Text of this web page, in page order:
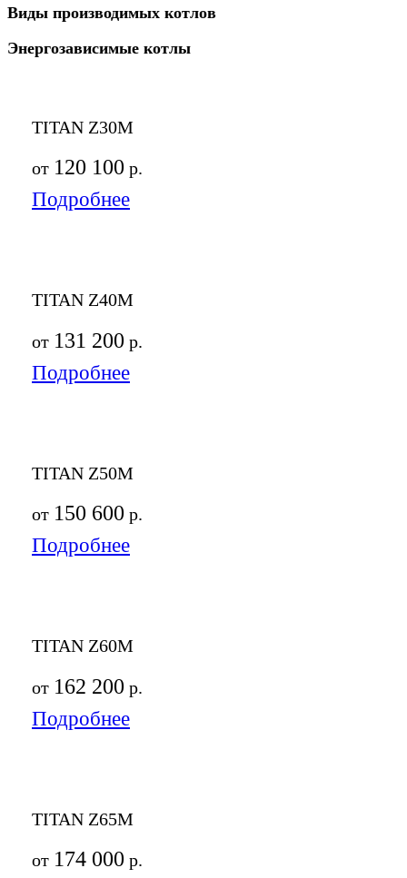
Виды производимых котлов
Энергозависимые котлы
TITAN Z30M
от 120 100 р.
Подробнее
TITAN Z40M
от 131 200 р.
Подробнее
TITAN Z50M
от 150 600 р.
Подробнее
TITAN Z60M
от 162 200 р.
Подробнее
TITAN Z65M
от 174 000 р.